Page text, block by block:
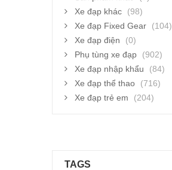
Xe đạp khác
(98)
Xe đạp Fixed Gear
(104)
Xe đạp điện
(0)
Phụ tùng xe đạp
(902)
Xe đạp nhập khẩu
(84)
Xe đạp thể thao
(716)
Xe đạp trẻ em
(204)
TAGS